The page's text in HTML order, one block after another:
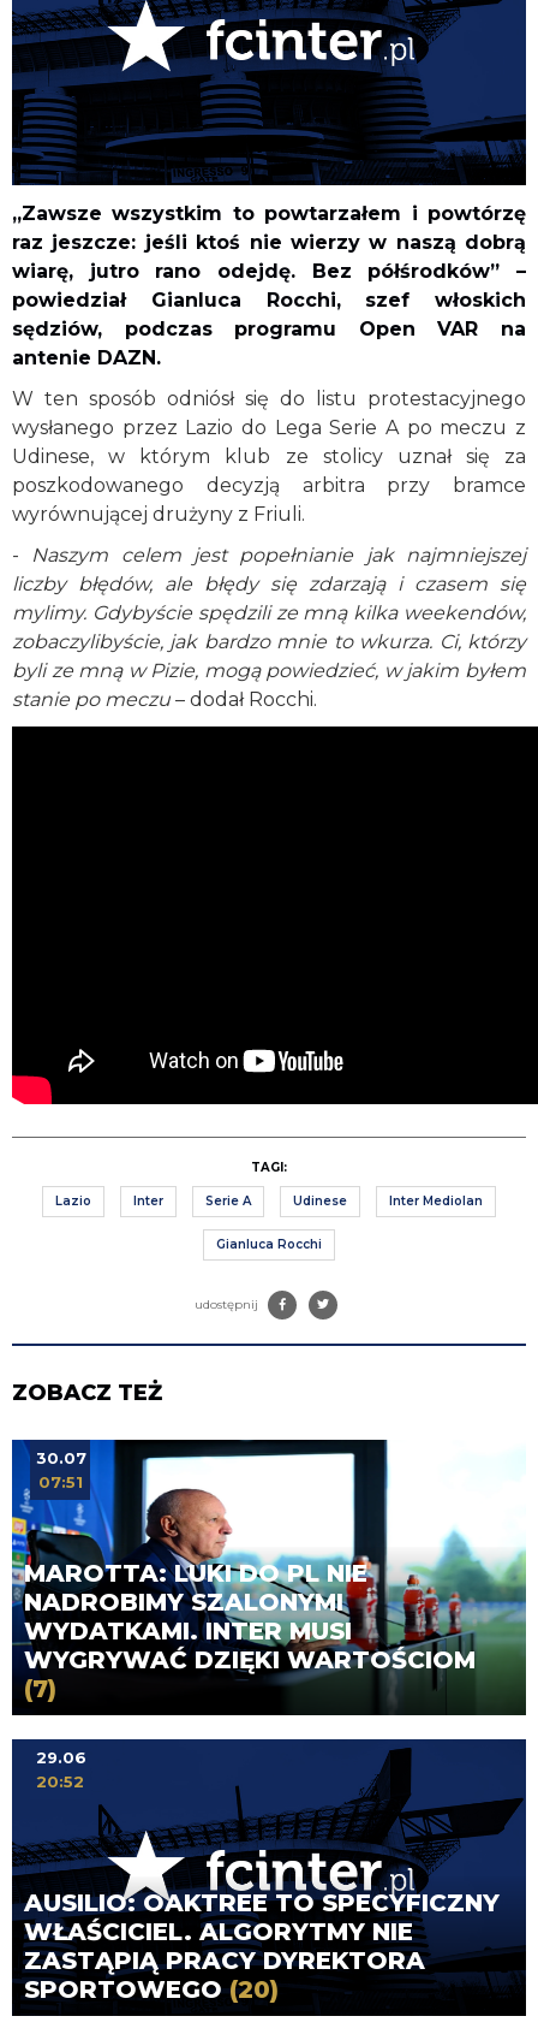
„Zawsze wszystkim to powtarzałem i powtórzę
raz jeszcze: jeśli ktoś nie wierzy w naszą dobrą
wiarę, jutro rano odejdę. Bez półśrodków” –
powiedział Gianluca Rocchi, szef włoskich
sędziów, podczas programu Open VAR na
antenie DAZN.
W ten sposób odniósł się do listu protestacyjnego
wysłanego przez Lazio do Lega Serie A po meczu z
Udinese, w którym klub ze stolicy uznał się za
poszkodowanego decyzją arbitra przy bramce
wyrównującej drużyny z Friuli.
- Naszym celem jest popełnianie jak najmniejszej
liczby błędów, ale błędy się zdarzają i czasem się
mylimy. Gdybyście spędzili ze mną kilka weekendów,
zobaczylibyście, jak bardzo mnie to wkurza. Ci, którzy
byli ze mną w Pizie, mogą powiedzieć, w jakim byłem
stanie po meczu – dodał Rocchi.
TAGI:
Lazio Inter Serie A Udinese Inter Mediolan
Gianluca Rocchi
udostępnij
ZOBACZ TEŻ
MAROTTA: LUKI DO PL NIE
NADROBIMY SZALONYMI
WYDATKAMI. INTER MUSI
WYGRYWAĆ DZIĘKI WARTOŚCIOM
(7)
30.07
07:51
AUSILIO: OAKTREE TO SPECYFICZNY
WŁAŚCICIEL. ALGORYTMY NIE
ZASTĄPIĄ PRACY DYREKTORA
SPORTOWEGO(20)
29.06
20:52